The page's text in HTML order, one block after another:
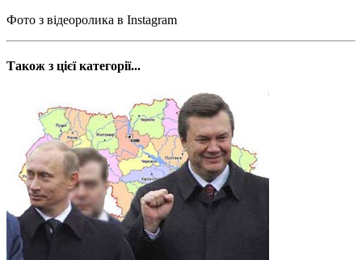
Фото з відеоролика в Instagram
Також з цієї категорії...